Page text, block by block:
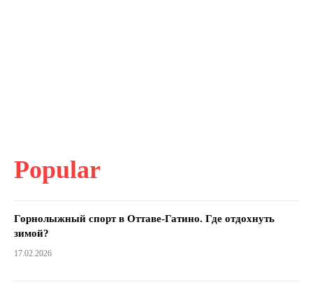
Popular
Горнолыжный спорт в Оттаве-Гатино. Где отдохнуть
зимой?
17.02.2026